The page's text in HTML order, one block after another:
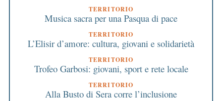
TERRITORIO
Musica sacra per una Pasqua di pace
TERRITORIO
L’Elisir d’amore: cultura, giovani e solidarietà
TERRITORIO
Trofeo Garbosi: giovani, sport e rete locale
TERRITORIO
Alla Busto di Sera corre l’inclusione